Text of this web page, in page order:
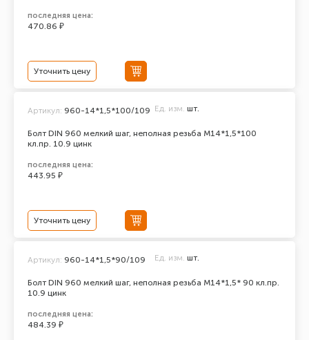
последняя цена:
470.86 ₽
Уточнить цену
Болт DIN 960 мелкий шаг, неполная резьба M14*1,5*100
кл.пр. 10.9 цинк
Артикул: 960-14*1,5*100/109 Ед. изм. шт.
последняя цена:
443.95 ₽
Уточнить цену
Болт DIN 960 мелкий шаг, неполная резьба M14*1,5* 90 кл.пр.
10.9 цинк
Артикул: 960-14*1,5*90/109 Ед. изм. шт.
последняя цена:
484.39 ₽